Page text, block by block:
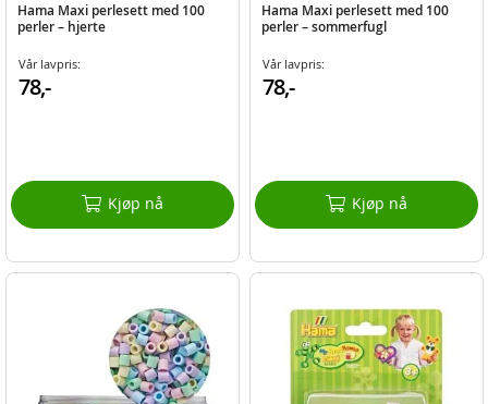
Hama Maxi perlesett med 100
perler – hjerte
Vår lavpris:
78,-
Kjøp nå
Hama Maxi perlesett med 100
perler – sommerfugl
Vår lavpris:
78,-
Kjøp nå